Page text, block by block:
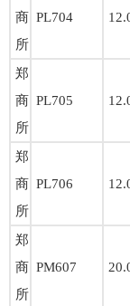
商
所
PL704
郑
商
所
PL705
郑
商
所
PL706
郑
商
所
PM607